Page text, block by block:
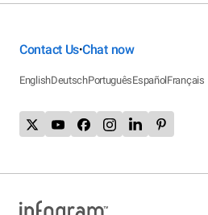
Contact Us•Chat now
EnglishDeutschPortuguêsEspañolFrançais